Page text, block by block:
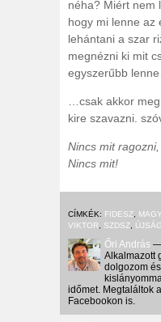
néha? Miért nem
hogy mi lenne az
lehántani a szar
megnézni ki mit
egyszerűbb
…csak akkor
kire szavazni.
Nincs mit
Nincs mit!
CÍMKÉK: FIDESZ,
VIKTOR, SZDSZ,
Őri András —
Alkalmazott
dolgozom
időmet. Megtaláltok
Facebookon is.